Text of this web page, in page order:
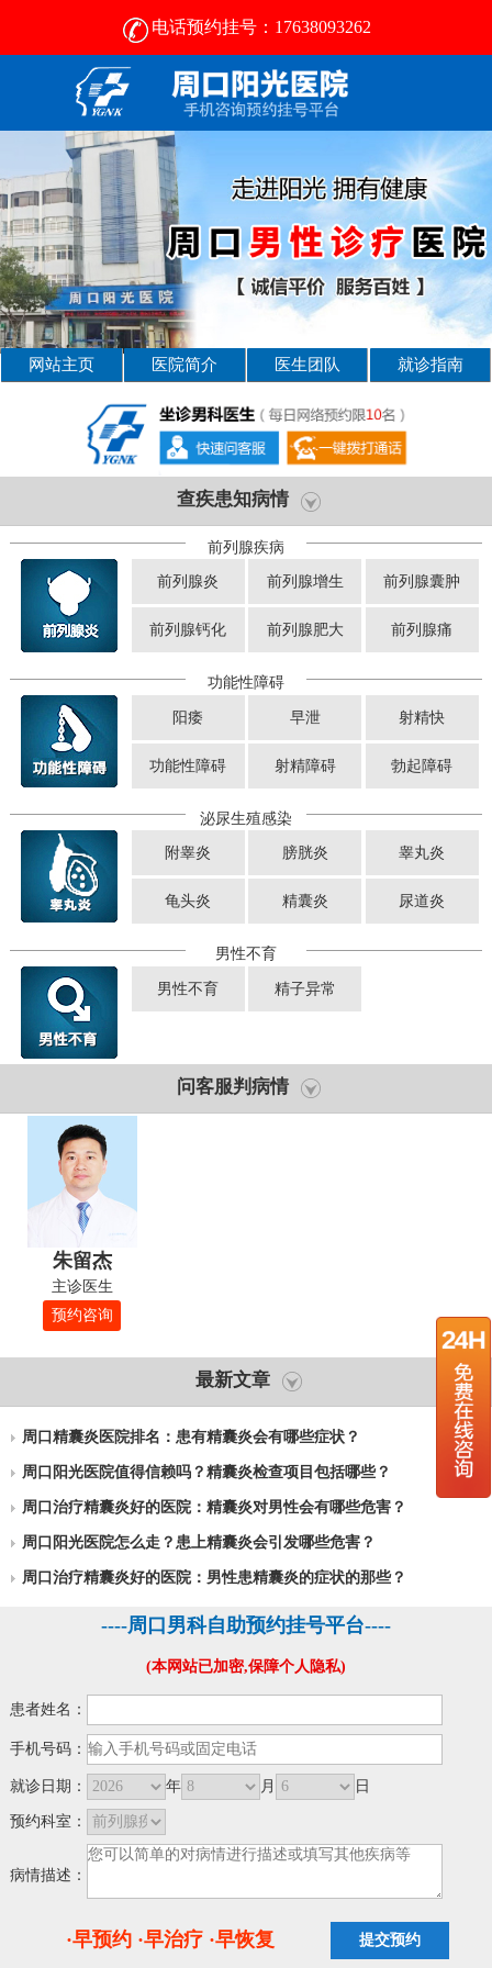
电话预约挂号：17638093262
周口男性疾病哪家医院好-周口2025年男科医院排名-周口男科医院
网站主页 医院简介 医生团队 就诊指南
查疾患知病情
前列腺疾病
前列腺炎 前列腺增生 前列腺囊肿
前列腺钙化 前列腺肥大 前列腺痛
功能性障碍
阳痿 早泄 射精快
功能性障碍 射精障碍 勃起障碍
泌尿生殖感染
附睾炎 膀胱炎 睾丸炎
龟头炎 精囊炎 尿道炎
男性不育
男性不育 精子异常
问客服判病情
朱留杰
主诊医生
预约咨询
最新文章
周口精囊炎医院排名：患有精囊炎会有哪些症状？
周口阳光医院值得信赖吗？精囊炎检查项目包括哪些？
周口治疗精囊炎好的医院：精囊炎对男性会有哪些危害？
周口阳光医院怎么走？患上精囊炎会引发哪些危害？
周口治疗精囊炎好的医院：男性患精囊炎的症状的那些？
----周口男科自助预约挂号平台----
(本网站已加密,保障个人隐私)
患者姓名：
手机号码：
就诊日期： 年 月 日
预约科室：
病情描述：
·早预约 ·早治疗 ·早恢复